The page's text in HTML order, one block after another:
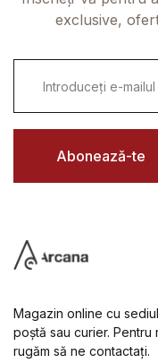
exclusive,
i
l
Abonează-te
Magazin online cu
poștă sau curier.
rugăm să ne contactați.